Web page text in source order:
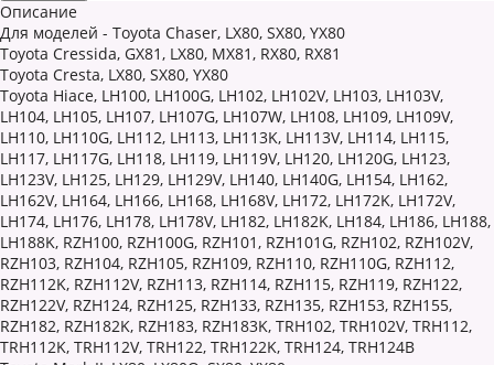
Описание
Для моделей - Toyota Chaser, LX80, SX80, YX80
Toyota Cressida, GX81, LX80, MX81, RX80, RX81
Toyota Cresta, LX80, SX80, YX80
Toyota Hiace, LH100, LH100G, LH102, LH102V, LH103, LH103V,
LH104, LH105, LH107, LH107G, LH107W, LH108, LH109, LH109V,
LH110, LH110G, LH112, LH113, LH113K, LH113V, LH114, LH115,
LH117, LH117G, LH118, LH119, LH119V, LH120, LH120G, LH123,
LH123V, LH125, LH129, LH129V, LH140, LH140G, LH154, LH162,
LH162V, LH164, LH166, LH168, LH168V, LH172, LH172K, LH172V,
LH174, LH176, LH178, LH178V, LH182, LH182K, LH184, LH186, LH188,
LH188K, RZH100, RZH100G, RZH101, RZH101G, RZH102, RZH102V,
RZH103, RZH104, RZH105, RZH109, RZH110, RZH110G, RZH112,
RZH112K, RZH112V, RZH113, RZH114, RZH115, RZH119, RZH122,
RZH122V, RZH124, RZH125, RZH133, RZH135, RZH153, RZH155,
RZH182, RZH182K, RZH183, RZH183K, TRH102, TRH102V, TRH112,
TRH112K, TRH112V, TRH122, TRH122K, TRH124, TRH124B